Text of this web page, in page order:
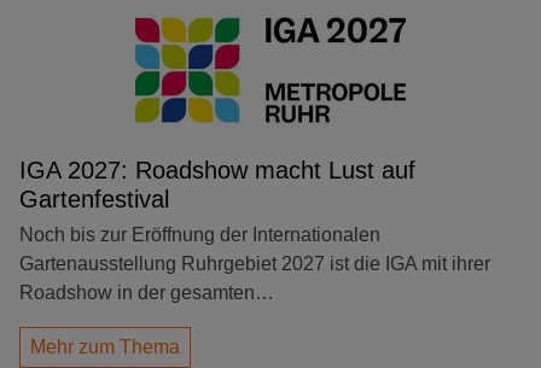
IGA 2027: Roadshow macht Lust auf
Gartenfestival
Noch bis zur Eröffnung der Internationalen
Gartenausstellung Ruhrgebiet 2027 ist die IGA mit ihrer
Roadshow in der gesamten…
Mehr zum Thema